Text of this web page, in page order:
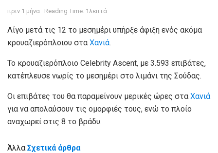
πριν 1 μήνα Reading Time: 1λεπτά
Λίγο μετά τις 12 το μεσημέρι υπήρξε άφιξη ενός ακόμα
κρουαζιερόπλοιου στα Χανιά.
Το κρουαζιερόπλοιο Celebrity Ascent, με 3.593 επιβάτες,
κατέπλευσε νωρίς το μεσημέρι στο λιμάνι της Σούδας.
Οι επιβάτες του θα παραμείνουν μερικές ώρες στα Χανιά
για να απολαύσουν τις ομορφιές τους, ενώ το πλοίο
αναχωρεί στις 8 το βράδυ.
Άλλα Σχετικά άρθρα